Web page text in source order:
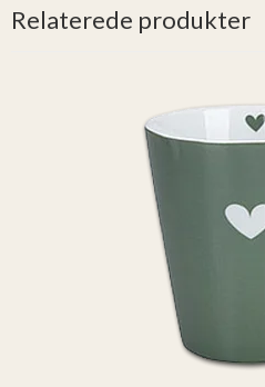
Relaterede produkter